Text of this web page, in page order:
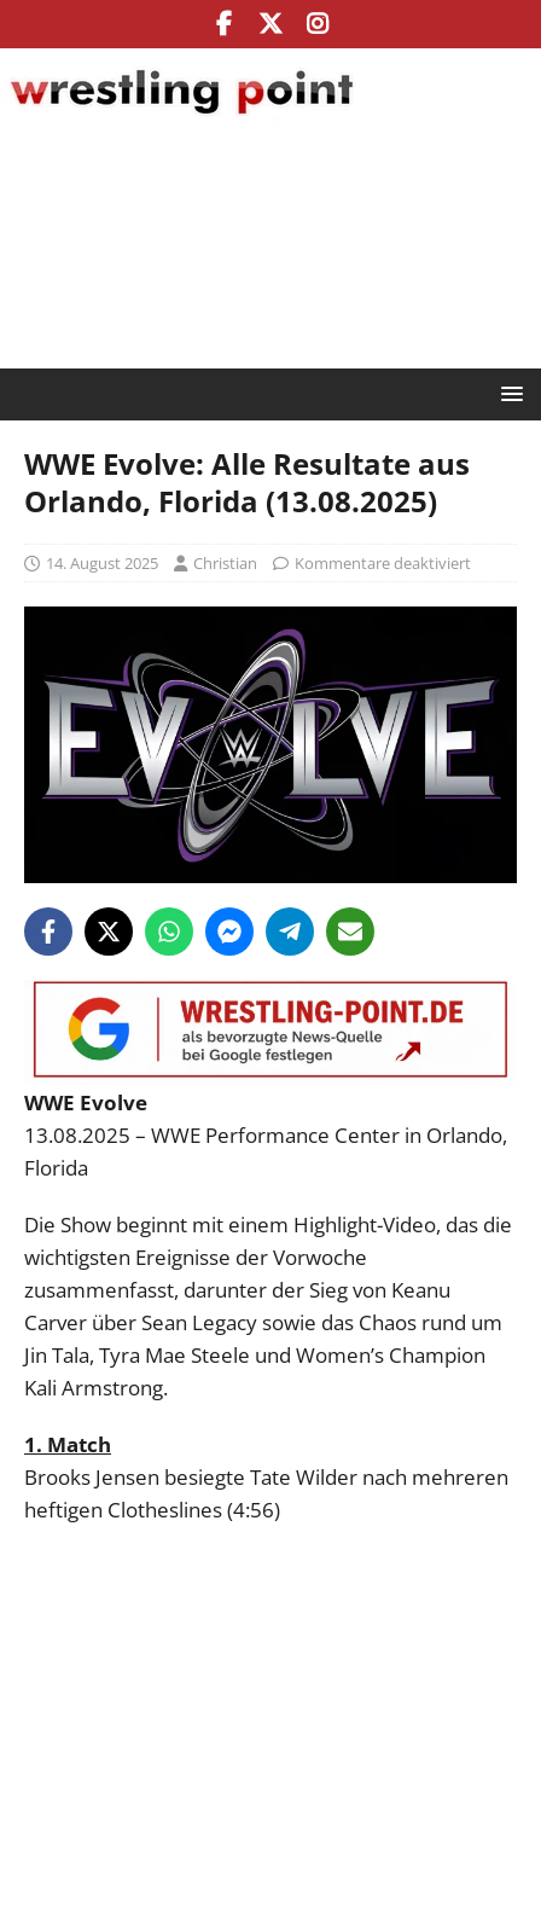
WWE Evolve: Alle Resultate aus
Orlando, Florida (13.08.2025)
14. August 2025 Christian Kommentare deaktiviert
WWE Evolve
13.08.2025 – WWE Performance Center in Orlando,
Florida
Die Show beginnt mit einem Highlight-Video, das die
wichtigsten Ereignisse der Vorwoche
zusammenfasst, darunter der Sieg von Keanu
Carver über Sean Legacy sowie das Chaos rund um
Jin Tala, Tyra Mae Steele und Women’s Champion
Kali Armstrong.
1. Match
Brooks Jensen besiegte Tate Wilder nach mehreren
heftigen Clotheslines (4:56)